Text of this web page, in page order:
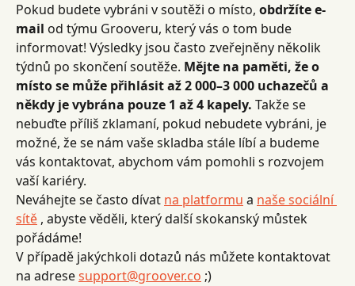
Pokud budete vybráni v soutěži o místo, obdržíte e-
mail od týmu Grooveru, který vás o tom bude
informovat! Výsledky jsou často zveřejněny několik
týdnů po skončení soutěže. Mějte na paměti, že o
místo se může přihlásit až 2 000–3 000 uchazečů a
někdy je vybrána pouze 1 až 4 kapely. Takže se
nebuďte příliš zklamaní, pokud nebudete vybráni, je
možné, že se nám vaše skladba stále líbí a budeme
vás kontaktovat, abychom vám pomohli s rozvojem
vaší kariéry.
Neváhejte se často dívat na platformu a naše sociální
sítě , abyste věděli, který další skokanský můstek
pořádáme!
V případě jakýchkoli dotazů nás můžete kontaktovat
na adrese support@groover.co ;)